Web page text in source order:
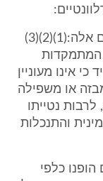
"(א) הטרדה מינית היא כל אחד ממעשים אלה:(1)(2)(3)
המתמקדות
אינו מעוניין
התייחסות מבזה או משפילה
לרבות נטייתו
והתנכלות
כלפי